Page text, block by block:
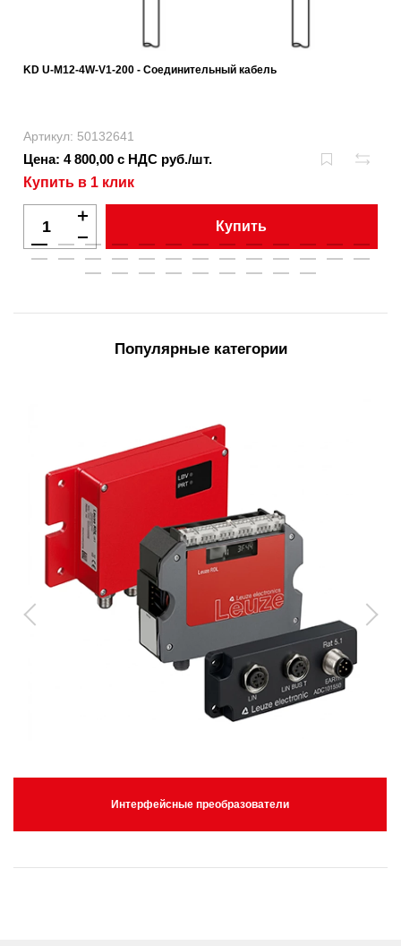
KD U-M12-4W-V1-200 - Соединительный кабель
Артикул: 50132641
Цена: 4 800,00 с НДС руб./шт.
Купить в 1 клик
Купить
Популярные категории
Интерфейсные преобразователи